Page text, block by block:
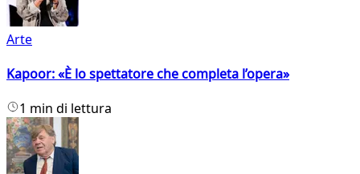
Arte
Kapoor: «È lo spettatore che completa l’opera»
1 min di lettura